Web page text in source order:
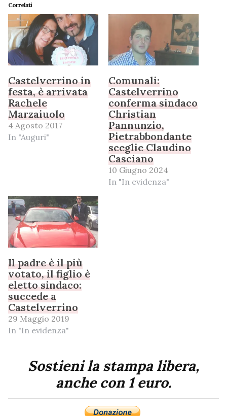
Correlati
Castelverrino in
festa, è arrivata
Rachele
Marzaiuolo
4 Agosto 2017
In "Auguri"
Comunali:
Castelverrino
conferma sindaco
Christian
Pannunzio,
Pietrabbondante
sceglie Claudino
Casciano
10 Giugno 2024
In "In evidenza"
Il padre è il più
votato, il figlio è
eletto sindaco:
succede a
Castelverrino
29 Maggio 2019
In "In evidenza"
Sostieni la stampa libera,
anche con 1 euro.